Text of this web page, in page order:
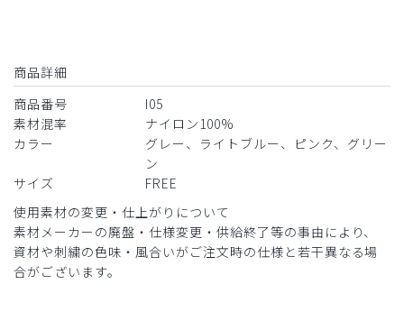
商品詳細
商品番号
I05
素材混率
ナイロン100%
カラー
グレー、ライトブルー、ピンク、グリー
ン
サイズ
FREE
使用素材の変更・仕上がりについて
素材メーカーの廃盤・仕様変更・供給終了等の事由により、
資材や刺繍の色味・風合いがご注文時の仕様と若干異なる場
合がございます。